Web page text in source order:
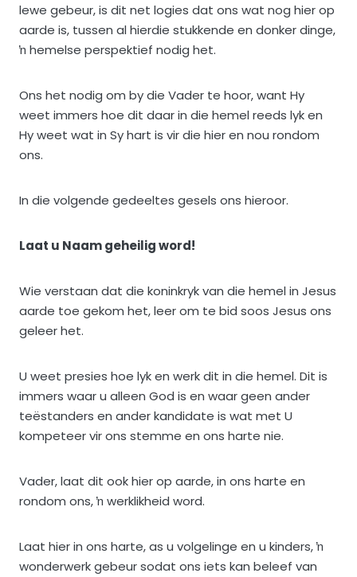
lewe gebeur, is dit net logies dat ons wat nog hier op
aarde is, tussen al hierdie stukkende en donker dinge,
ŉ hemelse perspektief nodig het.
Ons het nodig om by die Vader te hoor, want Hy
weet immers hoe dit daar in die hemel reeds lyk en
Hy weet wat in Sy hart is vir die hier en nou rondom
ons.
In die volgende gedeeltes gesels ons hieroor.
Laat u Naam geheilig word!
Wie verstaan dat die koninkryk van die hemel in Jesus
aarde toe gekom het, leer om te bid soos Jesus ons
geleer het.
U weet presies hoe lyk en werk dit in die hemel. Dit is
immers waar u alleen God is en waar geen ander
teëstanders en ander kandidate is wat met U
kompeteer vir ons stemme en ons harte nie.
Vader, laat dit ook hier op aarde, in ons harte en
rondom ons, ŉ werklikheid word.
Laat hier in ons harte, as u volgelinge en u kinders, ŉ
wonderwerk gebeur sodat ons iets kan beleef van